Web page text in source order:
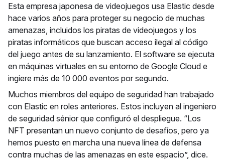
Esta empresa japonesa de videojuegos usa Elastic desde
hace varios años para proteger su negocio de muchas
amenazas, incluidos los piratas de videojuegos y los
piratas informáticos que buscan acceso ilegal al código
del juego antes de su lanzamiento. El software se ejecuta
en máquinas virtuales en su entorno de Google Cloud e
ingiere más de 10 000 eventos por segundo.
Muchos miembros del equipo de seguridad han trabajado
con Elastic en roles anteriores. Estos incluyen al ingeniero
de seguridad sénior que configuró el despliegue. “Los
NFT presentan un nuevo conjunto de desafíos, pero ya
hemos puesto en marcha una nueva línea de defensa
contra muchas de las amenazas en este espacio”, dice.